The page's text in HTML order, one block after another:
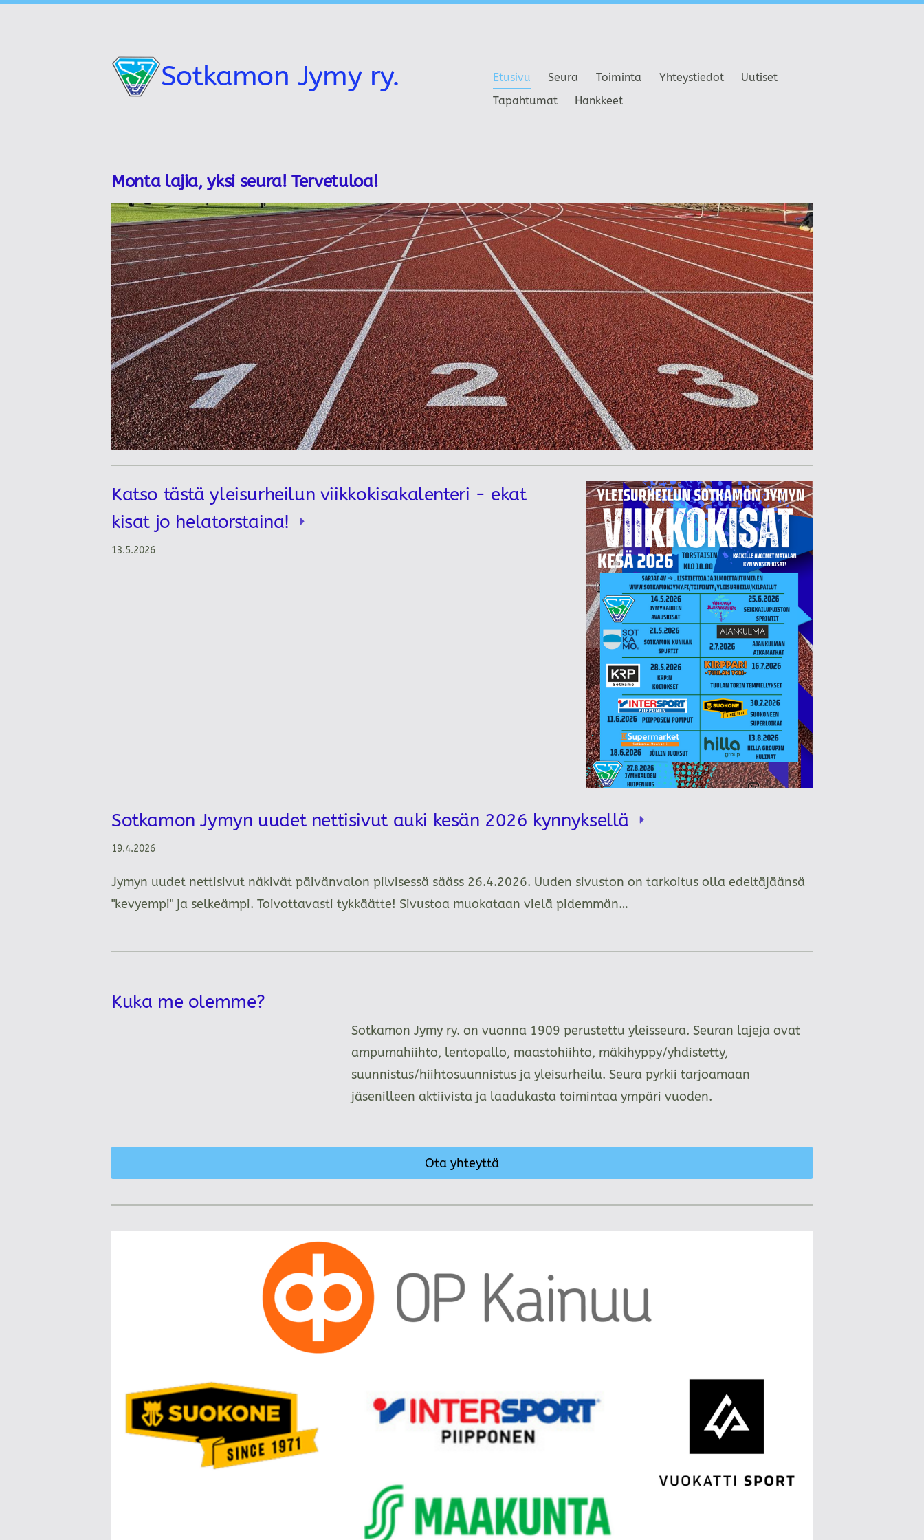
Sotkamon Jymy ry. Etusivu Seura Toiminta Yhteystiedot
Uutiset
Tapahtumat
Hankkeet
Monta lajia, yksi seura! Tervetuloa!
Katso tästä yleisurheilun viikkokisakalenteri - ekat
kisat jo helatorstaina!
13.5.2026
Sotkamon Jymyn uudet nettisivut auki kesän 2026 kynnyksellä
19.4.2026
Jymyn uudet nettisivut näkivät päivänvalon pilvisessä sääss 26.4.2026. Uuden sivuston on tarkoitus olla edeltäjäänsä
"kevyempi" ja selkeämpi. Toivottavasti tykkäätte! Sivustoa muokataan vielä pidemmän…
Kuka me olemme?
Sotkamon Jymy ry. on vuonna 1909 perustettu yleisseura. Seuran lajeja ovat
ampumahiihto, lentopallo, maastohiihto, mäkihyppy/yhdistetty,
suunnistus/hiihtosuunnistus ja yleisurheilu. Seura pyrkii tarjoamaan
jäsenilleen aktiivista ja laadukasta toimintaa ympäri vuoden.
Ota yhteyttä